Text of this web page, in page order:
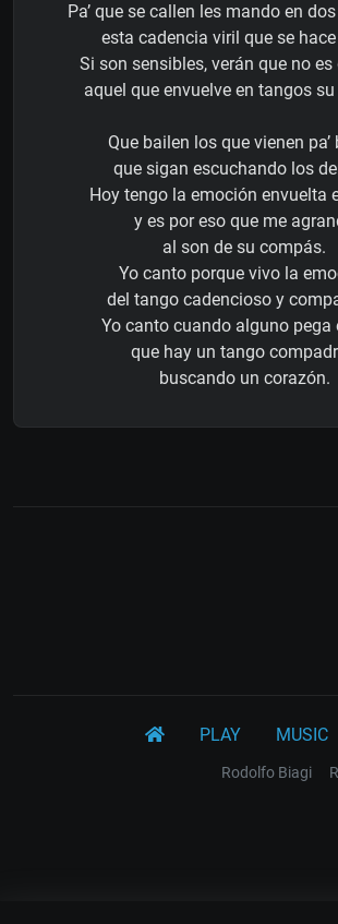
Pa’ que se callen les mando en
esta cadencia viril que se
Si son sensibles, verán que no
aquel que envuelve en tangos
Que bailen los que vienen pa’
que sigan escuchando los
Hoy tengo la emoción envuelta
y es por eso que me
al son de su compás.
Yo canto porque vivo la
del tango cadencioso y
Yo canto cuando alguno pega
que hay un tango
buscando un corazón.
PLAY MUSIC
Rodolfo Biagi